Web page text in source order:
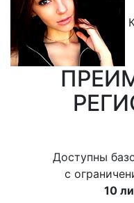
Доступны
с
10